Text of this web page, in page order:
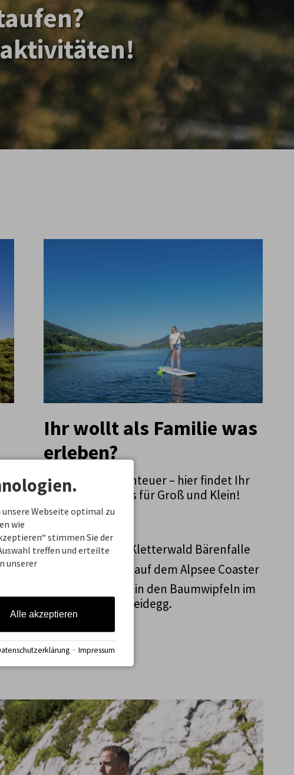
Ihr wollt als Familie was
erleben?
Dann auf ins Abenteuer – hier findet Ihr
unsere Highlights für Groß und Klein!
Klettern im Kletterwald Bärenfalle
Wettrennen auf dem Alpsee Coaster
Spaziergang in den Baumwipfeln im
Skywalk Scheidegg.
Webseite optimal zu
wie
stimmen Sie der
treffen und erteilte
unserer
Alle akzeptieren
· Impressum